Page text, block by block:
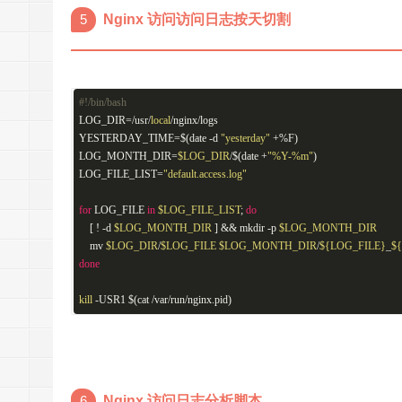
5 Nginx 访问访问日志按天切割
#!/bin/bash
LOG_DIR=/usr/local/nginx/logs
YESTERDAY_TIME=$(date -d "yesterday" +%F)
LOG_MONTH_DIR=$LOG_DIR/$(date +"%Y-%m")
LOG_FILE_LIST="default.access.log"
forLOG_FILE in $LOG_FILE_LIST; do
[ ! -d $LOG_MONTH_DIR] && mkdir -p $LOG_MONTH_DIR
mv $LOG_DIR/$LOG_FILE $LOG_MONTH_DIR/${LOG_FILE}
done
kill-USR1 $(cat /var/run/nginx.pid)